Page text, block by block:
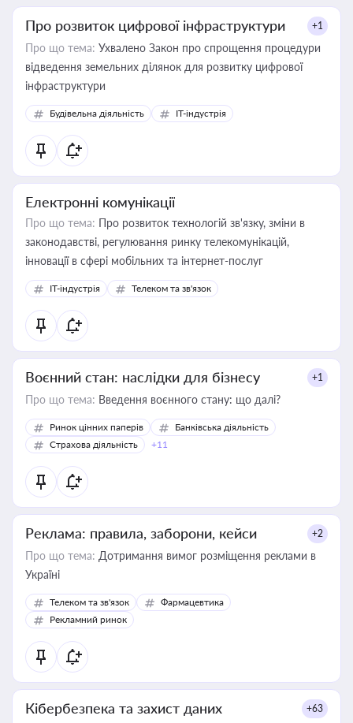
Про розвиток цифрової інфраструктури +1
Про що тема: Ухвалено Закон про спрощення процедури
відведення земельних ділянок для розвитку цифрової
інфраструктури
Будівельна діяльність IT-індустрія
Електронні комунікації
Про що тема: Про розвиток технологій зв'язку, зміни в
законодавстві, регулювання ринку телекомунікацій,
інновації в сфері мобільних та інтернет-послуг
IT-індустрія Телеком та зв'язок
Воєнний стан: наслідки для бізнесу +1
Про що тема: Введення воєнного стану: що далі?
Ринок цінних паперів
Банківська діяльність
Страхова діяльність
+11
Реклама: правила, заборони, кейси +2
Про що тема: Дотримання вимог розміщення реклами в
Україні
Телеком та зв'язок
Фармацевтика
Рекламний ринок
Кібербезпека та захист даних +63